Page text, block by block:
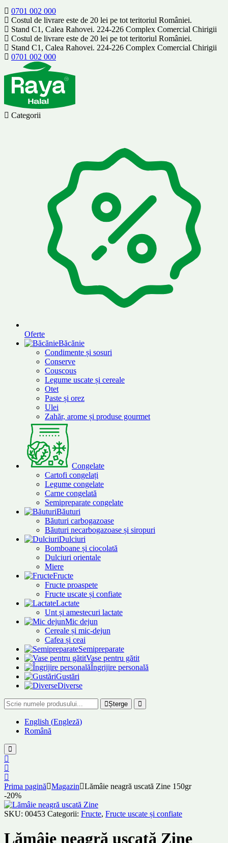
0701 002 000
Costul de livrare este de 20 lei pe tot teritoriul României.
Stand C1, Calea Rahovei. 224-226 Complex Comercial Chirigii
Costul de livrare este de 20 lei pe tot teritoriul României.
Stand C1, Calea Rahovei. 224-226 Complex Comercial Chirigii
0701 002 000
Categorii
Oferte
Băcănie
Condimente și sosuri
Conserve
Couscous
Legume uscate și cereale
Otet
Paste și orez
Ulei
Zahăr, arome și produse gourmet
Congelate
Cartofi congelați
Legume congelate
Carne congelată
Semipreparate congelate
Băuturi
Băuturi carbogazoase
Băuturi necarbogazoase și siropuri
Dulciuri
Bomboane și ciocolată
Dulciuri orientale
Miere
Fructe
Fructe proaspete
Fructe uscate și confiate
Lactate
Unt și amestecuri lactate
Mic dejun
Cereale și mic-dejun
Cafea și ceai
Semipreparate
Vase pentru gătit
Îngrijire personală
Gustări
Diverse
Șterge
English (Engleză)
Română
Prima pagină Magazin
Lămâie neagră uscată Zine 150gr
-20%
SKU: 00453 Categorii: Fructe, Fructe uscate și confiate
Lămâie neagră uscată Zine